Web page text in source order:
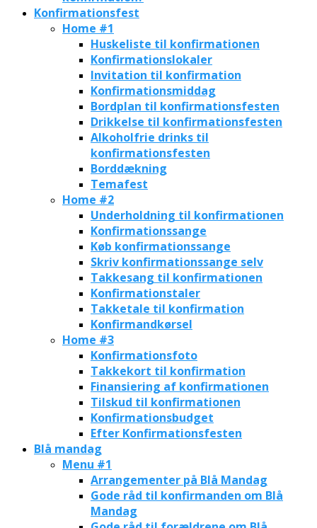
Konfirmationsfest
Home #1
Huskeliste til konfirmationen
Konfirmationslokaler
Invitation til konfirmation
Konfirmationsmiddag
Bordplan til konfirmationsfesten
Drikkelse til konfirmationsfesten
Alkoholfrie drinks til
konfirmationsfesten
Borddækning
Temafest
Home #2
Underholdning til konfirmationen
Konfirmationssange
Køb konfirmationssange
Skriv konfirmationssange selv
Takkesang til konfirmationen
Konfirmationstaler
Takketale til konfirmation
Konfirmandkørsel
Home #3
Konfirmationsfoto
Takkekort til konfirmation
Finansiering af konfirmationen
Tilskud til konfirmationen
Konfirmationsbudget
Efter Konfirmationsfesten
Blå mandag
Menu #1
Arrangementer på Blå Mandag
Gode råd til konfirmanden om Blå
Mandag